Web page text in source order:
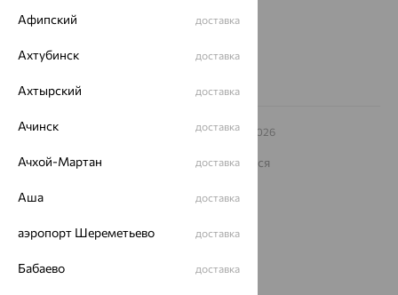
8 (800) 250-02-30
© ООО «Ювелирный дом «Кристалл»,2009 – 2026
На информационном ресурсе применяются
ОГРН 1044800168379
Разработка сайта —
Афипский доставка
Ахтубинск доставка
Ахтырский доставка
Ачинск доставка
Ачхой-Мартан доставка
Аша доставка
аэропорт Шереметьево доставка
Бабаево доставка